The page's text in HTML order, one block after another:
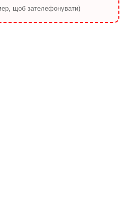
щоб зателефонувати)